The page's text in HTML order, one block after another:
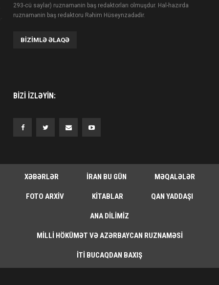
293-cü saylar) ruznamənin baş redaktorları olmuşdur. Hal-hazırda
ruznamənin baş redaktoru Rəhim Hüseynzadədir.
BIZIMLƏ ƏLAQƏ
BIZI IZLƏYIN:
XƏBƏRLƏR İRAN BU GÜN MƏQALƏLƏR
FOTO ARXIV KITABLAR QAN YADDAŞI
ANA DILIMIZ
MILLI HÖKÜMƏT VƏ AZƏRBAYCAN RUZNAMƏSI
İTI BUCAQDAN BAXIŞ